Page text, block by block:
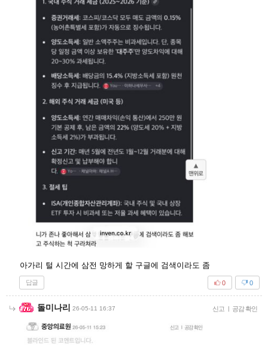
아가리 털 시간에 삼전 망하게 할 구글에 검색이라도 좀
답글 0
0
돌미나리 26-05-11 16:37 신고 | 공감 확인